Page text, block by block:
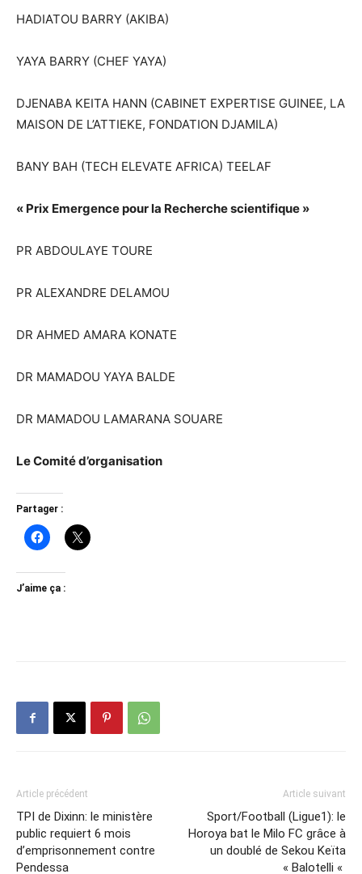
HADIATOU BARRY (AKIBA)
YAYA BARRY (CHEF YAYA)
DJENABA KEITA HANN (CABINET EXPERTISE GUINEE, LA
MAISON DE L’ATTIEKE, FONDATION DJAMILA)
BANY BAH (TECH ELEVATE AFRICA) TEELAF
« Prix Emergence pour la Recherche scientifique »
PR ABDOULAYE TOURE
PR ALEXANDRE DELAMOU
DR AHMED AMARA KONATE
DR MAMADOU YAYA BALDE
DR MAMADOU LAMARANA SOUARE
Le Comité d’organisation
Partager :
J’aime ça :
Article précédent
TPI de Dixinn: le ministère
public requiert 6 mois
d’emprisonnement contre
Pendessa
Article suivant
Sport/Football (Ligue1): le
Horoya bat le Milo FC grâce à
un doublé de Sekou Keïta
« Balotelli «